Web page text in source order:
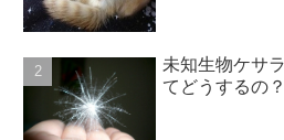
未知生物ケサ
てどうするの